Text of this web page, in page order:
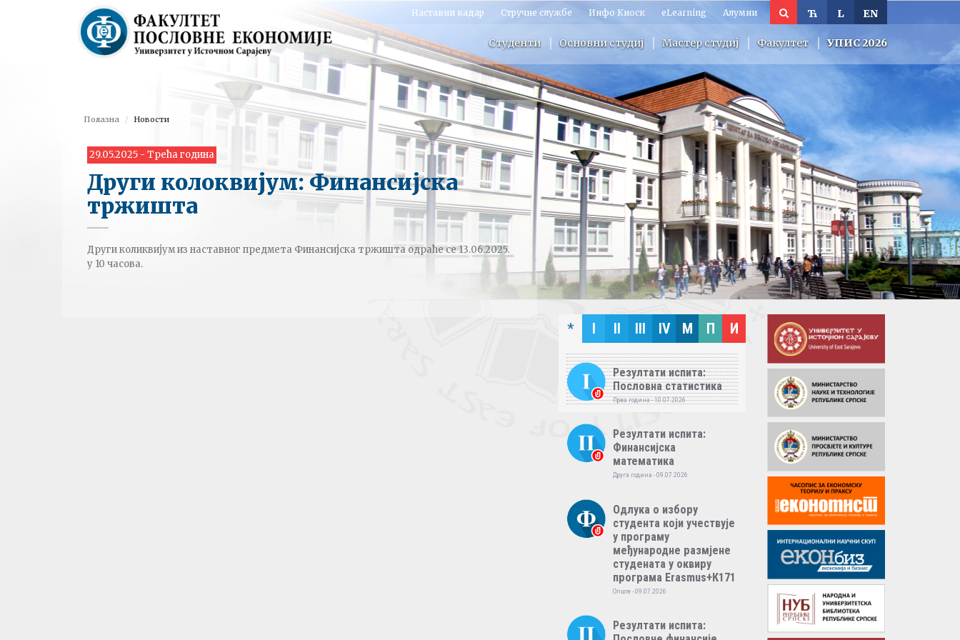
EN
L
Ћ
Наставни кадар Стручне службе Инфо Киоск eLearning Алумни
Студенти Основни студиј Мастер студиј Факултет УПИС 2026
Полазна Новости
29.05.2025 - Трећа година
Други колоквијум: Финансијска
тржишта
Други коликвијум из наставног предмета Финансијска тржишта одраће се 13.06.2025.
у 10 часова.
* I II III IV M П И
Резултати испита:
Пословна статистика
Прва година - 10.07.2026
Резултати испита:
Финансијска
математика
Друга година - 09.07.2026
Одлука о избору
студента који учествује
у програму
међународне размјене
студената у оквиру
програма Erasmus+К171
Опште - 09.07.2026
Резултати испита: